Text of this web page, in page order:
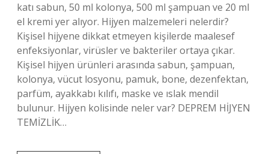
katı sabun, 50 ml kolonya, 500 ml şampuan ve 20 ml
el kremi yer alıyor. Hijyen malzemeleri nelerdir?
Kişisel hijyene dikkat etmeyen kişilerde maalesef
enfeksiyonlar, virüsler ve bakteriler ortaya çıkar.
Kişisel hijyen ürünleri arasında sabun, şampuan,
kolonya, vücut losyonu, pamuk, bone, dezenfektan,
parfüm, ayakkabı kılıfı, maske ve ıslak mendil
bulunur. Hijyen kolisinde neler var? DEPREM HİJYEN
TEMİZLİK…